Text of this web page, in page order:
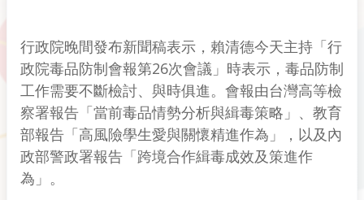
行政院晚間發布新聞稿表示，賴清德今天主持「行
政院毒品防制會報第26次會議」時表示，毒品防制
工作需要不斷檢討、與時俱進。會報由台灣高等檢
察署報告「當前毒品情勢分析與緝毒策略」、教育
部報告「高風險學生愛與關懷精進作為」，以及內
政部警政署報告「跨境合作緝毒成效及策進作
為」。